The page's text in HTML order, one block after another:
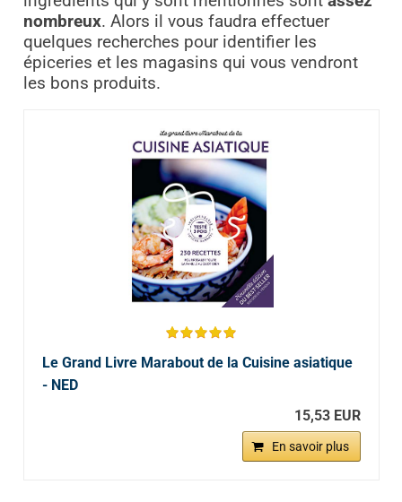
nombreux. Alors il vous faudra effectuer
quelques recherches pour identifier les
épiceries et les magasins qui vous vendront
les bons produits.
Le Grand Livre Marabout de la Cuisine asiatique
- NED
15,53 EUR
En savoir plus